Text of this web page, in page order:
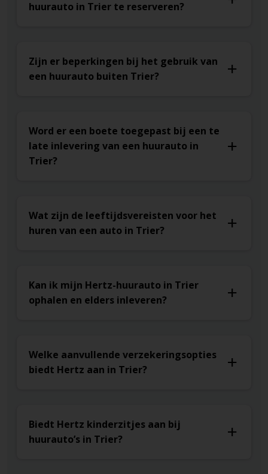
huurauto in Trier te reserveren?
Zijn er beperkingen bij het gebruik van
een huurauto buiten Trier?
Word er een boete toegepast bij een te
late inlevering van een huurauto in
Trier?
Wat zijn de leeftijdsvereisten voor het
huren van een auto in Trier?
Kan ik mijn Hertz-huurauto in Trier
ophalen en elders inleveren?
Welke aanvullende verzekeringsopties
biedt Hertz aan in Trier?
Biedt Hertz kinderzitjes aan bij
huurauto’s in Trier?